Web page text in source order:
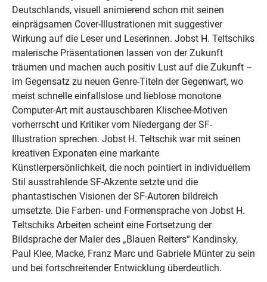
Deutschlands, visuell animierend schon mit seinen
einprägsamen Cover-Illustrationen mit suggestiver
Wirkung auf die Leser und Leserinnen. Jobst H. Teltschiks
malerische Präsentationen lassen von der Zukunft
träumen und machen auch positiv Lust auf die Zukunft –
im Gegensatz zu neuen Genre-Titeln der Gegenwart, wo
meist schnelle einfallslose und lieblose monotone
Computer-Art mit austauschbaren Klischee-Motiven
vorherrscht und Kritiker vom Niedergang der SF-
Illustration sprechen. Jobst H. Teltschik war mit seinen
kreativen Exponaten eine markante
Künstlerpersönlichkeit, die noch pointiert in individuellem
Stil ausstrahlende SF-Akzente setzte und die
phantastischen Visionen der SF-Autoren bildreich
umsetzte. Die Farben- und Formensprache von Jobst H.
Teltschiks Arbeiten scheint eine Fortsetzung der
Bildsprache der Maler des „Blauen Reiters“ Kandinsky,
Paul Klee, Macke, Franz Marc und Gabriele Münter zu sein
und bei fortschreitender Entwicklung überdeutlich.